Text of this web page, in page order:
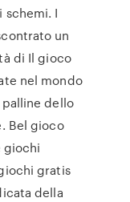
I
un
di Il gioco
nel mondo
dello
Bel gioco
giochi
gratis
della